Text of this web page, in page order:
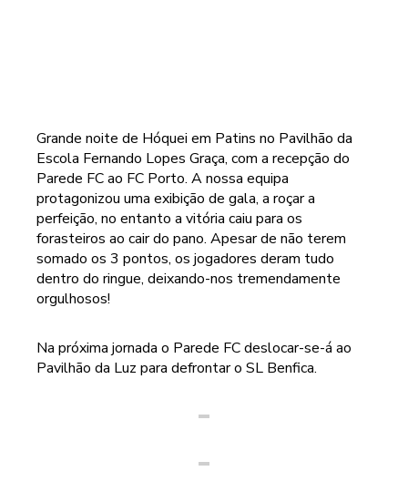
Grande noite de Hóquei em Patins no Pavilhão da
Escola Fernando Lopes Graça, com a recepção do
Parede FC ao FC Porto. A nossa equipa
protagonizou uma exibição de gala, a roçar a
perfeição, no entanto a vitória caiu para os
forasteiros ao cair do pano. Apesar de não terem
somado os 3 pontos, os jogadores deram tudo
dentro do ringue, deixando-nos tremendamente
orgulhosos!
Na próxima jornada o Parede FC deslocar-se-á ao
Pavilhão da Luz para defrontar o SL Benfica.